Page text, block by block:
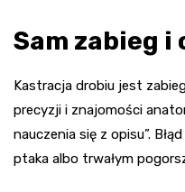
Sam zabieg i
Kastracja drobiu jest
precyzji i znajomości
nauczenia się z opisu”.
ptaka albo trwałym